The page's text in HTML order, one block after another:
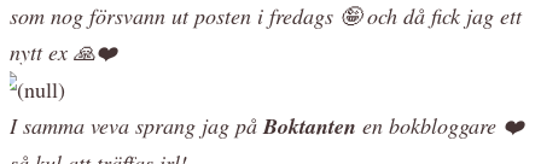
som nog försvann ut posten i fredags 🤪 och då fick jag ett
nytt ex 🙏❤️
I samma veva sprang jag påBoktanten en bokbloggare ❤️